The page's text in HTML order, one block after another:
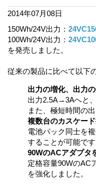
2014年07月08日
150Wh/24V出力：
100Wh/24V出力：
を発売しました。
従来の製品に比べて以下
出力の増化、出力
出力2.5A→3Aへと
また、極短時間の
複数台のカスケー
電池パック同士を
することが可能です
90WのACアダプタ
定格容量90WのAC
を強化しました。